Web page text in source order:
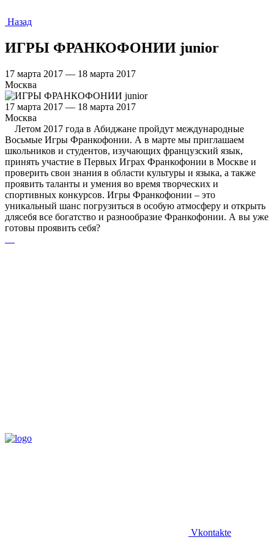
Назад
ИГРЫ ФРАНКОФОНИИ junior
17 марта 2017 — 18 марта 2017
Москва
17 марта 2017 — 18 марта 2017
Москва
Летом 2017 года в Абиджане пройдут международные
Восьмые Игры Франкофонии. А в марте мы приглашаем
школьников и студентов, изучающих французский язык,
принять участие в Первых Играх Франкофонии в Москве и
проверить свои знания в области культуры и языка, а также
проявить таланты и умения во время творческих и
спортивных конкурсов. Игры Франкофонии – это
уникальный шанс погрузиться в особую атмосферу и открыть
длясебя все богатство и разнообразие Франкофонии. А вы уже
готовы проявить себя?
Vkontakte